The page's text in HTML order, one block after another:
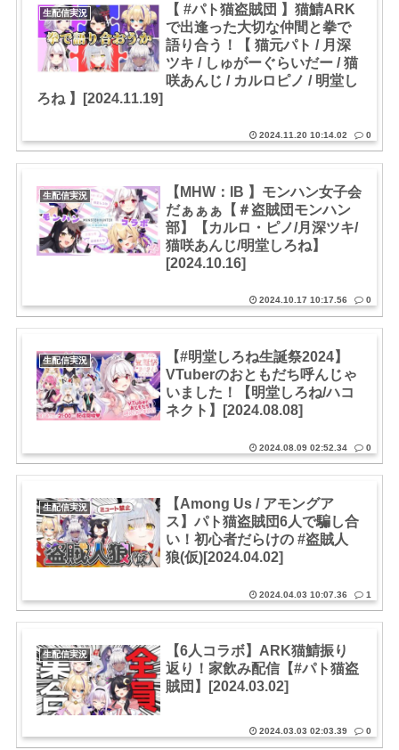
生配信実況
【 #パト猫盗賊団 】猫鯖ARK
で出逢った大切な仲間と拳で
語り合う！【 猫元パト / 月深
ツキ / しゅがーぐらいだー / 猫
咲あんじ / カルロピノ / 明堂し
ろね 】[2024.11.19]
2024.11.20 10:14.02 0
生配信実況
【MHW：IB 】モンハン女子会
だぁぁぁ【＃盗賊団モンハン
部】【カルロ・ピノ/月深ツキ/
猫咲あんじ/明堂しろね】
[2024.10.16]
2024.10.17 10:17.56 0
生配信実況
【#明堂しろね生誕祭2024】
VTuberのおともだち呼んじゃ
いました！【明堂しろね/ハコ
ネクト】[2024.08.08]
2024.08.09 02:52.34 0
生配信実況
【Among Us / アモングア
ス】パト猫盗賊団6人で騙し合
い！初心者だらけの #盗賊人
狼(仮)[2024.04.02]
2024.04.03 10:07.36 1
生配信実況
【6人コラボ】ARK猫鯖振り
返り！家飲み配信【#パト猫盗
賊団】[2024.03.02]
2024.03.03 02:03.39 0